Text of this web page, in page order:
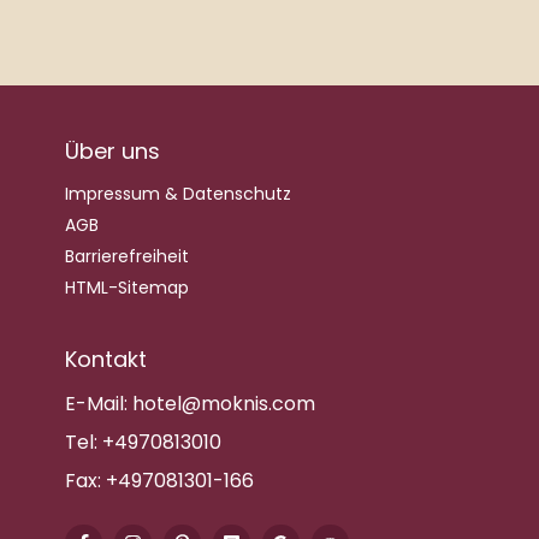
Über uns
Impressum & Datenschutz
AGB
Barrierefreiheit
HTML-Sitemap
Kontakt
E-Mail: hotel@moknis.com
Tel: +4970813010
Fax: +497081301-166